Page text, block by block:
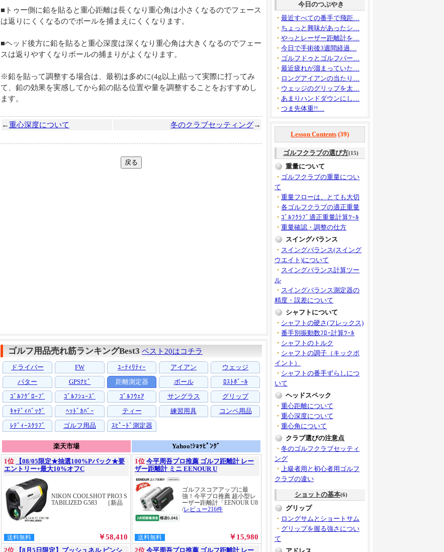
■トゥー側に鉛を貼ると重心距離は長くなり重心角は小さくなるのでフェース
は返りにくくなるのでボールを捕まえにくくなります。
■ヘッド後方に鉛を貼ると重心深度は深くなり重心角は大きくなるのでフェー
スは返りやすくなりボールの捕まりがよくなります。
※鉛を貼って調整する場合は、最初は多めに(4g以上)貼って実際に打ってみ
て、鉛の効果を実感してから鉛の貼る位置や量を調整することをおすすめし
ます。
←重心深度について 冬のクラブセッティング→
ゴルフ用品売れ筋ランキングBest3 ベスト20はコチラ
今日のつぶやき
・ 最近すべての番手で飛距…
・ ちょっと興味があったシ…
・ やっとレーザー距離計を…
・ 今日で手術後3週間経過…
・ ゴルフドゥとゴルフパー…
・ 最近疲れが溜まっていた…
・ ロングアイアンの当たり…
・ ウェッジのグリップを太…
・ あまりハンドダウンにし…
・ つま先体重!!…
Lesson Contents (39)
ゴルフクラブの選び方(15)
重量について
・ ゴルフクラブの重量につい
て
・ 重量フローは、とても大切
・ 各ゴルフクラブの適正重量
・ ｺﾞﾙﾌｸﾗﾌﾞ適正重量計算ﾂｰﾙ
・ 重量確認・調整の仕方
スイングバランス
・ スイングバランス(スイング
ウエイト)について
・ スイングバランス計算ツー
ル
・ スイングバランス測定器の
精度・誤差について
シャフトについて
・ シャフトの硬さ(フレックス)
・ 番手別振動数ﾌﾛｰ計算ﾂｰﾙ
・ シャフトのトルク
・ シャフトの調子（キックポ
イント）
・ シャフトの番手ずらしにつ
いて
ヘッドスペック
・ 重心距離について
・ 重心深度について
・ 重心角について
クラブ選びの注意点
・ 冬のゴルフクラブセッティ
ング
・ 上級者用と初心者用ゴルフ
クラブの違い
ショットの基本(6)
グリップ
・ ロングサムとショートサム
・ グリップを握る強さについ
て